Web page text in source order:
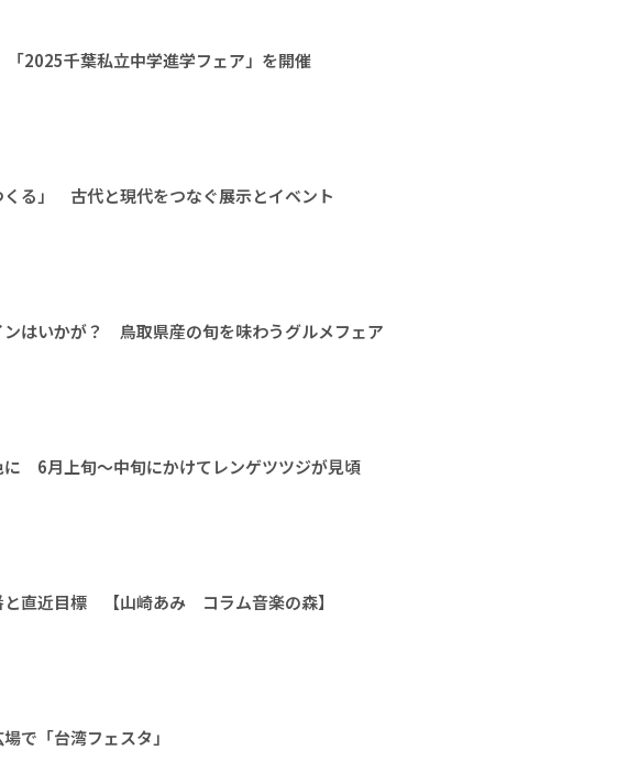
2025千葉私立中学進学フェア」を開催
る」 古代と現代をつなぐ展示とイベント
はいかが？ 鳥取県産の旬を味わうグルメフェア
6月上旬～中旬にかけてレンゲツツジが見頃
直近目標 【山崎あみ コラム音楽の森】
で「台湾フェスタ」